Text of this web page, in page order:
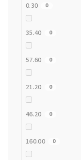
0.30 0
35.40 0
57.60 0
21.20 0
46.20 0
160.00 0